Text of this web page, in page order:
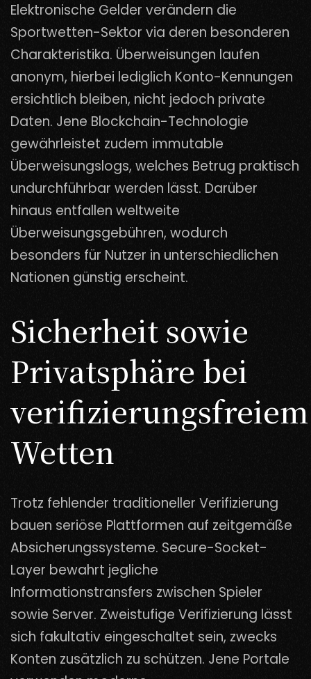
Elektronische Gelder verändern die
Sportwetten-Sektor via deren besonderen
Charakteristika. Überweisungen laufen
anonym, hierbei lediglich Konto-Kennungen
ersichtlich bleiben, nicht jedoch private
Daten. Jene Blockchain-Technologie
gewährleistet zudem immutable
Überweisungslogs, welches Betrug praktisch
undurchführbar werden lässt. Darüber
hinaus entfallen weltweite
Überweisungsgebühren, wodurch
besonders für Nutzer in unterschiedlichen
Nationen günstig erscheint.
Sicherheit sowie
Privatsphäre bei
verifizierungsfreiem
Wetten
Trotz fehlender traditioneller Verifizierung
bauen seriöse Plattformen auf zeitgemäße
Absicherungssysteme. Secure-Socket-
Layer bewahrt jegliche
Informationstransfers zwischen Spieler
sowie Server. Zweistufige Verifizierung lässt
sich fakultativ eingeschaltet sein, zwecks
Konten zusätzlich zu schützen. Jene Portale